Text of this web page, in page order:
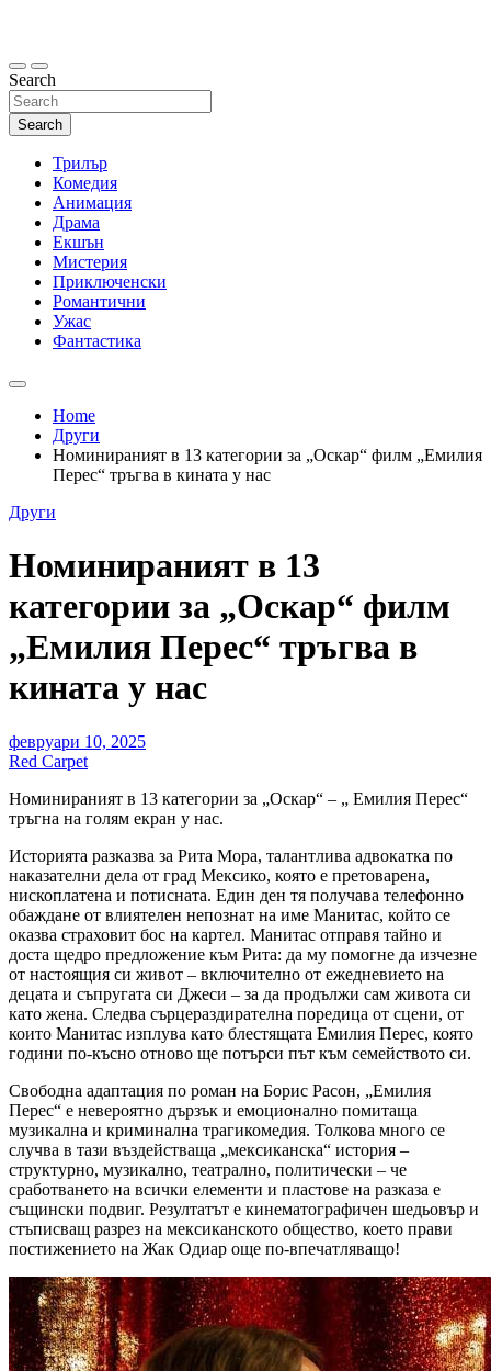
Search
Search
Трилър
Комедия
Анимация
Драма
Екшън
Мистерия
Приключенски
Романтични
Ужас
Фантастика
Home
Други
Номинираният в 13 категории за „Оскар“ филм „Емилия
Перес“ тръгва в кината у нас
Други
Номинираният в 13
категории за „Оскар“ филм
„Емилия Перес“ тръгва в
кината у нас
февруари 10, 2025
Red Carpet
Номинираният в 13 категории за „Оскар“ – „ Емилия Перес“
тръгна на голям екран у нас.
Историята разказва за Рита Мора, талантлива адвокатка по
наказателни дела от град Мексико, която е претоварена,
нископлатена и потисната. Един ден тя получава телефонно
обаждане от влиятелен непознат на име Манитас, който се
оказва страховит бос на картел. Манитас отправя тайно и
доста щедро предложение към Рита: да му помогне да изчезне
от настоящия си живот – включително от ежедневието на
децата и съпругата си Джеси – за да продължи сам живота си
като жена. Следва сърцераздирателна поредица от сцени, от
които Манитас изплува като блестящата Емилия Перес, която
години по-късно отново ще потърси път към семейството си.
Свободна адаптация по роман на Борис Расон, „Емилия
Перес“ е невероятно дързък и емоционално помитаща
музикална и криминална трагикомедия. Толкова много се
случва в тази въздействаща „мексиканска“ история –
структурно, музикално, театрално, политически – че
сработването на всички елементи и пластове на разказа е
същински подвиг. Резултатът е кинематографичен шедьовър и
стъписващ разрез на мексиканското общество, което прави
постижението на Жак Одиар още по-впечатляващо!